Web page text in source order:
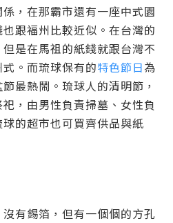
，在那霸市還有一座中式園
跟福州比較近似。在台灣的
是在馬祖的紙錢就跟台灣不
。而琉球保有的特色節日為
最熱鬧。琉球人的清明節，
，由男性負責掃墓、女性負
的超市也可買齊供品與紙
有錫箔，但有一個個的方孔